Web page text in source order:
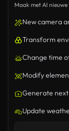
Maak met AI
New camera
Transform
Change time
Modify
Generate
Update